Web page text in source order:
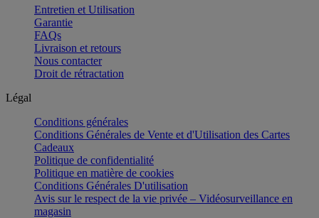
Entretien et Utilisation
Garantie
FAQs
Livraison et retours
Nous contacter
Droit de rétractation
Légal
Conditions générales
Conditions Générales de Vente et d'Utilisation des Cartes
Cadeaux
Politique de confidentialité
Politique en matière de cookies
Conditions Générales D'utilisation
Avis sur le respect de la vie privée – Vidéosurveillance en
magasin